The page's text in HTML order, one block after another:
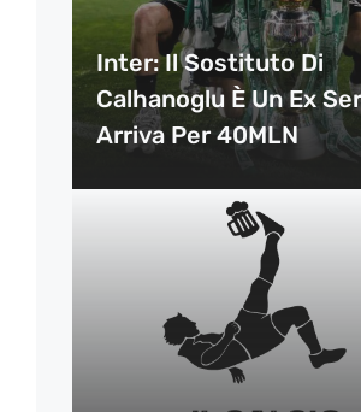
Inter: Il Sostituto Di
Calhanoglu È Un Ex
Arriva Per 40MLN